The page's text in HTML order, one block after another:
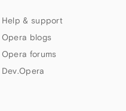
Help & support
Opera blogs
Opera forums
Dev.Opera